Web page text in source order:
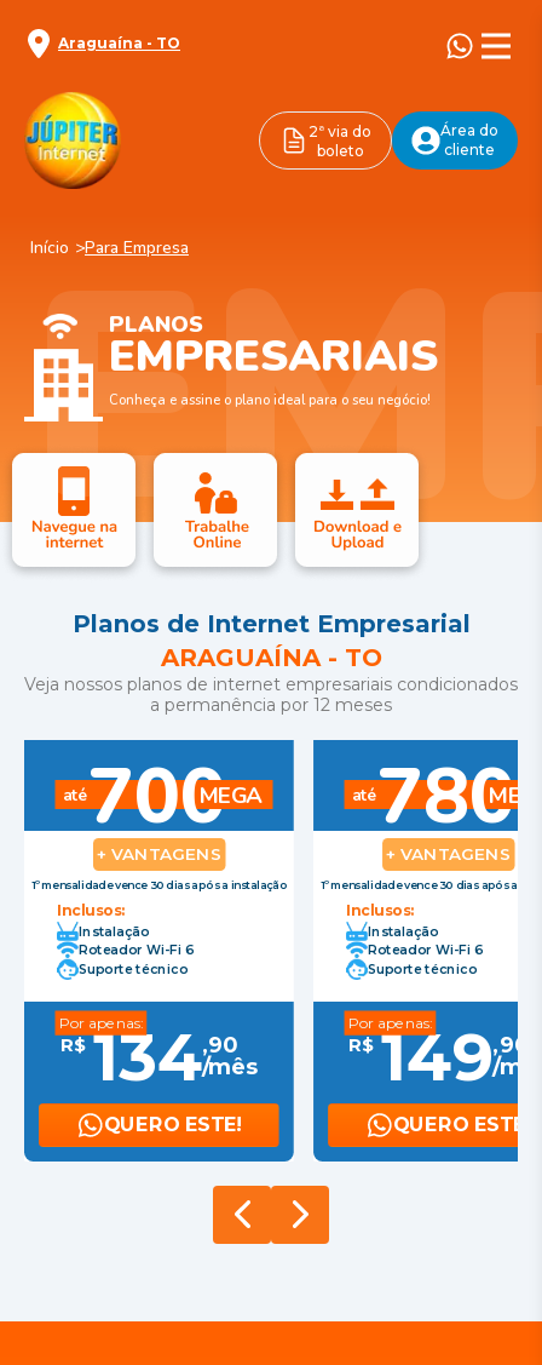
Araguaína - TO
2ª via do
boleto
Área do
cliente
Início Para Empresa
PLANOS
EMPRESARIAIS
Conheça e assine o plano ideal para o seu negócio!
Planos de Internet Empresarial
ARAGUAÍNA- TO
Veja nossos planos de internet empresariais condicionados
a permanência por 12 meses
até700MEGA
+ VANTAGENS
1º mensalidade vence 30 dias após a instalação
Inclusos:
Instalação
Roteador Wi-Fi 6
Suporte técnico
Por apenas:
R$ 134,90
/mês
QUERO ESTE!
até780
+ VANTAGENS
1º mensalidade vence 30 dias após a
Inclusos:
Instalação
Roteador Wi-Fi 6
Suporte técnico
Por apenas:
R$ 149,90
/
QUERO ESTE!